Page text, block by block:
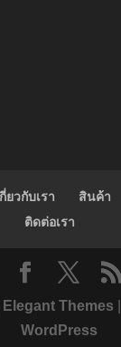
ยวกับเรา สินค้า
ติดต่อเรา
Elegant Themes
WordPress